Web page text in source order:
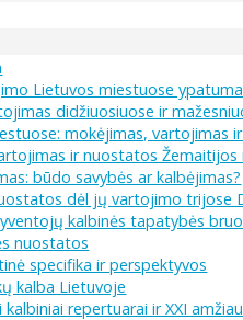
Lietuvos miestuose
didžiuosiuose ir
mokėjimas, vartojimas
ir nuostatos Žemaitijos
būdo savybės ar kalbėjimas?
dėl jų vartojimo trijose
kalbinės tapatybės
nuostatos
specifika ir perspektyvos
kalba Lietuvoje
repertuarai ir XXI